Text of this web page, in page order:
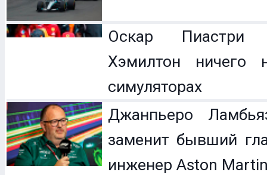
Оскар Пиастри
Хэмилтон ничего
симуляторах
Джанпьеро
заменит бывший
инженер Aston